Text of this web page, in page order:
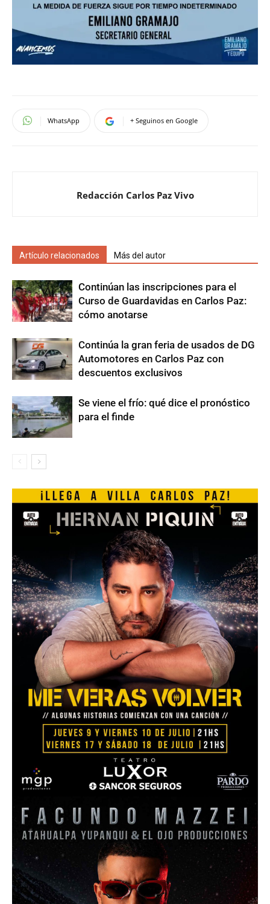
WhatsApp + Seguinos en Google
Redacción Carlos Paz Vivo
Artículo relacionados Más del autor
Continúan las inscripciones para el
Curso de Guardavidas en Carlos Paz:
cómo anotarse
Continúa la gran feria de usados de DG
Automotores en Carlos Paz con
descuentos exclusivos
Se viene el frío: qué dice el pronóstico
para el finde